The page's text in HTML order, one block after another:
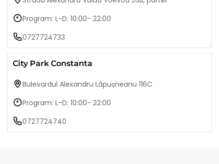
Program: L-D: 10:00- 22:00
0727724733
City Park Constanta
Bulevardul Alexandru Lăpușneanu 116C
Program: L-D: 10:00- 22:00
0727724740